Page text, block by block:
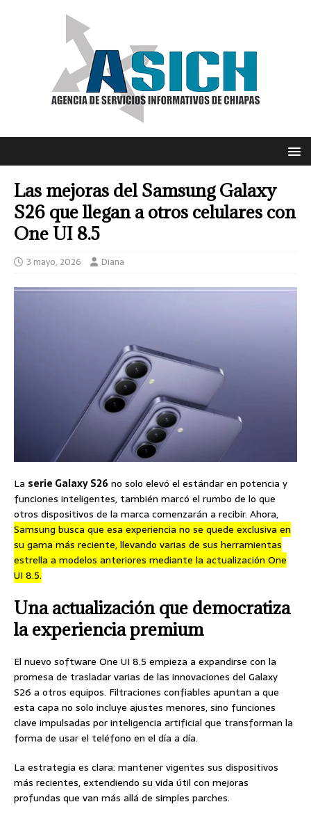
Las mejoras del Samsung Galaxy
S26 que llegan a otros celulares con
One UI 8.5
3 mayo, 2026 Diana
La serie Galaxy S26 no solo elevó el estándar en potencia y
funciones inteligentes, también marcó el rumbo de lo que
otros dispositivos de la marca comenzarán a recibir. Ahora,
Samsung busca que esa experiencia no se quede exclusiva en
su gama más reciente, llevando varias de sus herramientas
estrella a modelos anteriores mediante la actualización One
UI 8.5.
Una actualización que democratiza
la experiencia premium
El nuevo software One UI 8.5 empieza a expandirse con la
promesa de trasladar varias de las innovaciones del Galaxy
S26 a otros equipos. Filtraciones confiables apuntan a que
esta capa no solo incluye ajustes menores, sino funciones
clave impulsadas por inteligencia artificial que transforman la
forma de usar el teléfono en el día a día.
La estrategia es clara: mantener vigentes sus dispositivos
más recientes, extendiendo su vida útil con mejoras
profundas que van más allá de simples parches.